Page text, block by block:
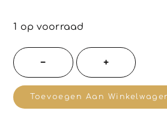
w
r
d
e
r
d
0
1 op voorraad
−
2
stuks
Biologische
+
Toevoegen Aan